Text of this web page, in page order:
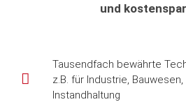
und
Tausendfach bewährte
z.B. für Industrie,
Instandhaltung